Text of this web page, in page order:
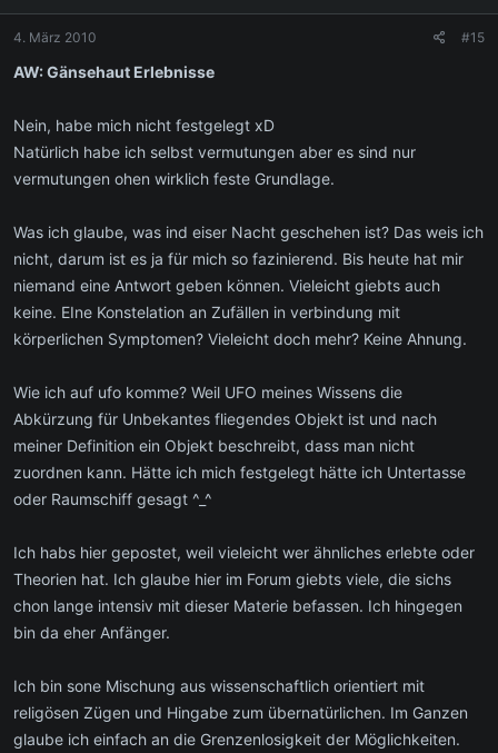
4. März 2010 #15
AW: Gänsehaut Erlebnisse
Nein, habe mich nicht festgelegt xD
Natürlich habe ich selbst vermutungen aber es sind nur
vermutungen ohen wirklich feste Grundlage.
Was ich glaube, was ind eiser Nacht geschehen ist? Das weis ich
nicht, darum ist es ja für mich so fazinierend. Bis heute hat mir
niemand eine Antwort geben können. Vieleicht giebts auch
keine. EIne Konstelation an Zufällen in verbindung mit
körperlichen Symptomen? Vieleicht doch mehr? Keine Ahnung.
Wie ich auf ufo komme? Weil UFO meines Wissens die
Abkürzung für Unbekantes fliegendes Objekt ist und nach
meiner Definition ein Objekt beschreibt, dass man nicht
zuordnen kann. Hätte ich mich festgelegt hätte ich Untertasse
oder Raumschiff gesagt ^_^
Ich habs hier gepostet, weil vieleicht wer ähnliches erlebte oder
Theorien hat. Ich glaube hier im Forum giebts viele, die sichs
chon lange intensiv mit dieser Materie befassen. Ich hingegen
bin da eher Anfänger.
Ich bin sone Mischung aus wissenschaftlich orientiert mit
religösen Zügen und Hingabe zum übernatürlichen. Im Ganzen
glaube ich einfach an die Grenzenlosigkeit der Möglichkeiten.